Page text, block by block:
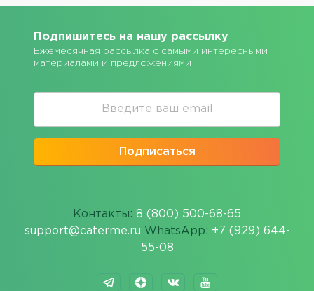
Подпишитесь на нашу рассылку
Ежемесячная рассылка с самыми интересными
материалами и предложениями
Подписаться
Контакты: 8 (800) 500-68-65
support@caterme.ru WhatsApp: +7 (929) 644-
55-08